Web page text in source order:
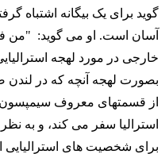
گوید برای یک بیگانه اشتباه
آسان است. او می گوید: "من
خارجی در مورد لهجه
بصورت لهجه آنچه که در
از قسمتهای معروف سیمپسون
استرالیا سفر می کند، و به
برای شخصیت های استرالیایی